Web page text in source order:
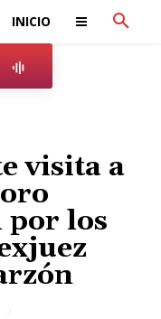
INICIO
visita a
los